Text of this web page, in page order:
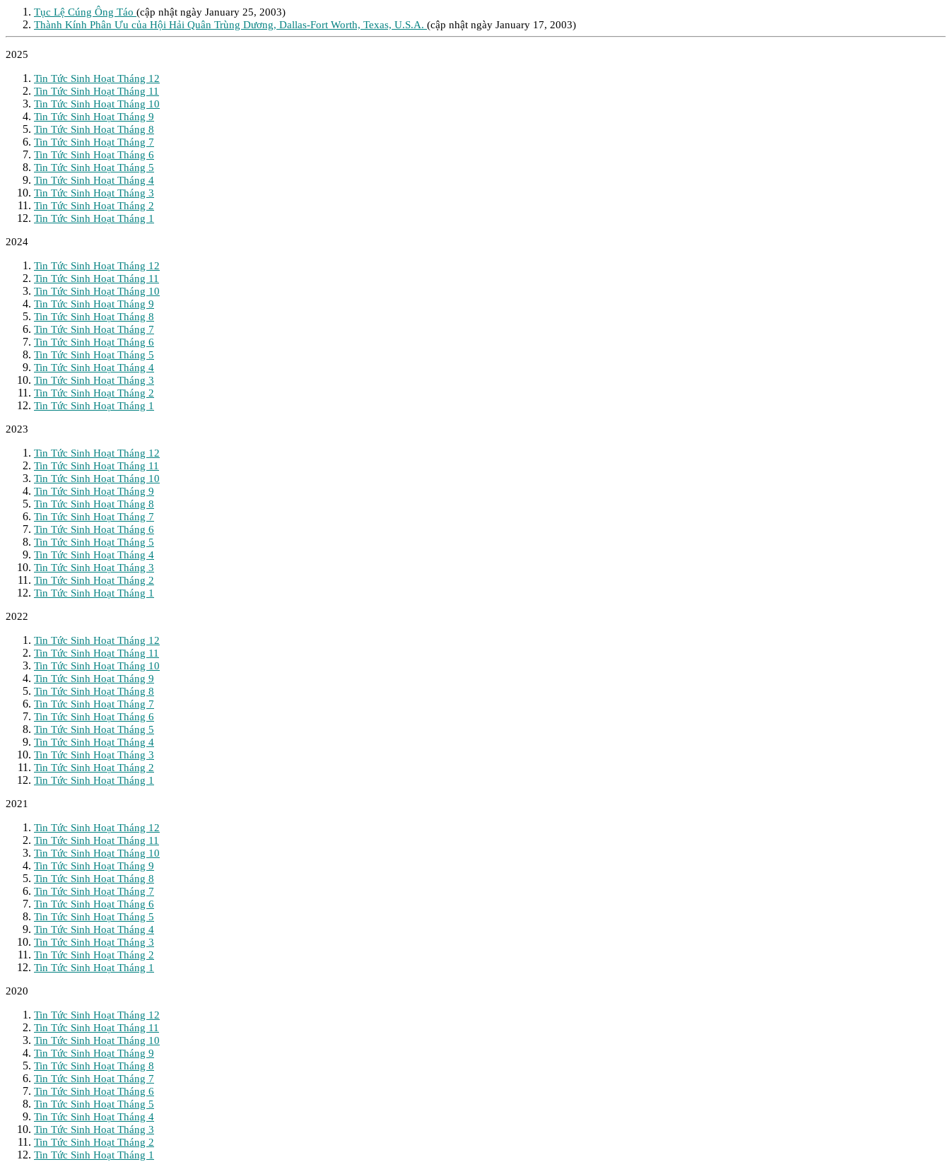
Tục Lệ Cúng Ông Táo (cập nhật ngày January 25, 2003)
Thành Kính Phân Ưu của Hội Hải Quân Trùng Dương, Dallas-Fort Worth, Texas, U.S.A. (cập nhật ngày January 17, 2003)
2025
Tin Tức Sinh Hoạt Tháng 12
Tin Tức Sinh Hoạt Tháng 11
Tin Tức Sinh Hoạt Tháng 10
Tin Tức Sinh Hoạt Tháng 9
Tin Tức Sinh Hoạt Tháng 8
Tin Tức Sinh Hoạt Tháng 7
Tin Tức Sinh Hoạt Tháng 6
Tin Tức Sinh Hoạt Tháng 5
Tin Tức Sinh Hoạt Tháng 4
Tin Tức Sinh Hoạt Tháng 3
Tin Tức Sinh Hoạt Tháng 2
Tin Tức Sinh Hoạt Tháng 1
2024
Tin Tức Sinh Hoạt Tháng 12
Tin Tức Sinh Hoạt Tháng 11
Tin Tức Sinh Hoạt Tháng 10
Tin Tức Sinh Hoạt Tháng 9
Tin Tức Sinh Hoạt Tháng 8
Tin Tức Sinh Hoạt Tháng 7
Tin Tức Sinh Hoạt Tháng 6
Tin Tức Sinh Hoạt Tháng 5
Tin Tức Sinh Hoạt Tháng 4
Tin Tức Sinh Hoạt Tháng 3
Tin Tức Sinh Hoạt Tháng 2
Tin Tức Sinh Hoạt Tháng 1
2023
Tin Tức Sinh Hoạt Tháng 12
Tin Tức Sinh Hoạt Tháng 11
Tin Tức Sinh Hoạt Tháng 10
Tin Tức Sinh Hoạt Tháng 9
Tin Tức Sinh Hoạt Tháng 8
Tin Tức Sinh Hoạt Tháng 7
Tin Tức Sinh Hoạt Tháng 6
Tin Tức Sinh Hoạt Tháng 5
Tin Tức Sinh Hoạt Tháng 4
Tin Tức Sinh Hoạt Tháng 3
Tin Tức Sinh Hoạt Tháng 2
Tin Tức Sinh Hoạt Tháng 1
2022
Tin Tức Sinh Hoạt Tháng 12
Tin Tức Sinh Hoạt Tháng 11
Tin Tức Sinh Hoạt Tháng 10
Tin Tức Sinh Hoạt Tháng 9
Tin Tức Sinh Hoạt Tháng 8
Tin Tức Sinh Hoạt Tháng 7
Tin Tức Sinh Hoạt Tháng 6
Tin Tức Sinh Hoạt Tháng 5
Tin Tức Sinh Hoạt Tháng 4
Tin Tức Sinh Hoạt Tháng 3
Tin Tức Sinh Hoạt Tháng 2
Tin Tức Sinh Hoạt Tháng 1
2021
Tin Tức Sinh Hoạt Tháng 12
Tin Tức Sinh Hoạt Tháng 11
Tin Tức Sinh Hoạt Tháng 10
Tin Tức Sinh Hoạt Tháng 9
Tin Tức Sinh Hoạt Tháng 8
Tin Tức Sinh Hoạt Tháng 7
Tin Tức Sinh Hoạt Tháng 6
Tin Tức Sinh Hoạt Tháng 5
Tin Tức Sinh Hoạt Tháng 4
Tin Tức Sinh Hoạt Tháng 3
Tin Tức Sinh Hoạt Tháng 2
Tin Tức Sinh Hoạt Tháng 1
2020
Tin Tức Sinh Hoạt Tháng 12
Tin Tức Sinh Hoạt Tháng 11
Tin Tức Sinh Hoạt Tháng 10
Tin Tức Sinh Hoạt Tháng 9
Tin Tức Sinh Hoạt Tháng 8
Tin Tức Sinh Hoạt Tháng 7
Tin Tức Sinh Hoạt Tháng 6
Tin Tức Sinh Hoạt Tháng 5
Tin Tức Sinh Hoạt Tháng 4
Tin Tức Sinh Hoạt Tháng 3
Tin Tức Sinh Hoạt Tháng 2
Tin Tức Sinh Hoạt Tháng 1